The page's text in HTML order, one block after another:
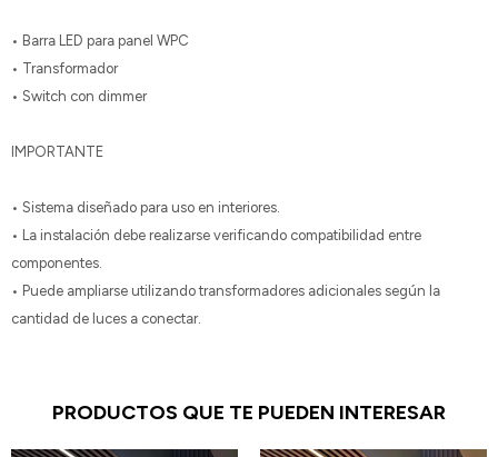
• Barra LED para panel WPC
• Transformador
• Switch con dimmer
IMPORTANTE
• Sistema diseñado para uso en interiores.
• La instalación debe realizarse verificando compatibilidad entre
componentes.
• Puede ampliarse utilizando transformadores adicionales según la
cantidad de luces a conectar.
PRODUCTOS QUE TE PUEDEN INTERESAR